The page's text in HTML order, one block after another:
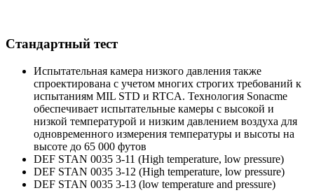
Стандартный тест
Испытательная камера низкого давления также
спроектирована с учетом многих строгих требований к
испытаниям MIL STD и RTCA. Технология Sonacme
обеспечивает испытательные камеры с высокой и
низкой температурой и низким давлением воздуха для
одновременного измерения температуры и высоты на
высоте до 65 000 футов
DEF STAN 0035 3-11 (High temperature, low pressure)
DEF STAN 0035 3-12 (High temperature, low pressure)
DEF STAN 0035 3-13 (low temperature and pressure)